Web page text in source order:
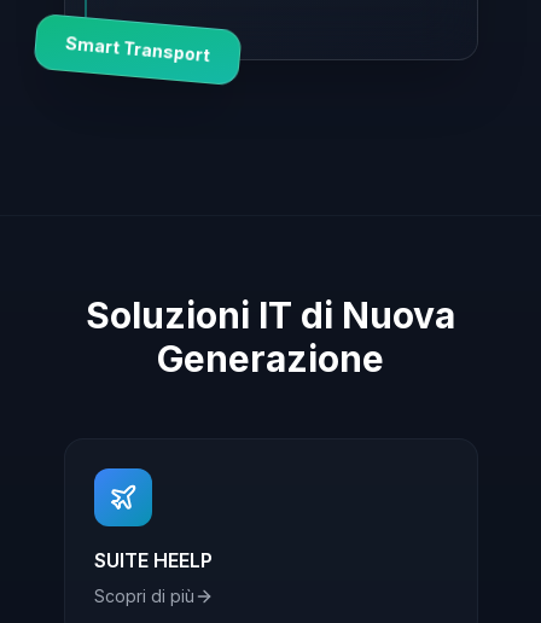
Smart Transport
Soluzioni IT di Nuova
Generazione
SUITE HEELP
Scopri di più